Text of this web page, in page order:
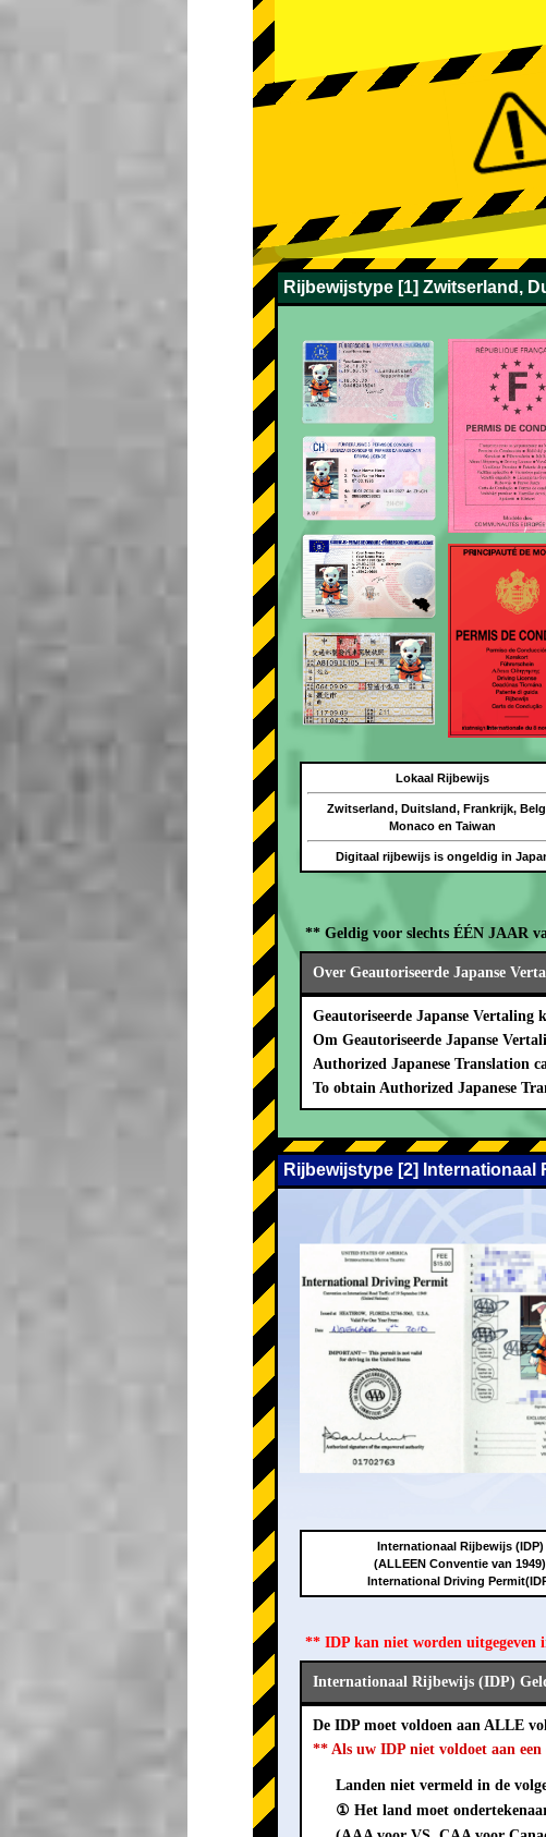
Rijbewijstype [1] Zwitserland,
Lokaal Rijbewijs
Zwitserland, Duitsland, Frankrijk,
Monaco en Taiwan
Digitaal rijbewijs is ongeldig in
** Geldig voor slechts ÉÉN JAAR
Over Geautoriseerde Japanse
Geautoriseerde Japanse
Om Geautoriseerde Japanse
Authorized Japanese Translation
To obtain Authorized Japanese
Rijbewijstype [2] Internationaal
Internationaal Rijbewijs (IDP)
(ALLEEN Conventie van 1949)
International Driving
** IDP kan niet worden
Internationaal Rijbewijs (IDP)
De IDP moet voldoen aan ALLE
** Als uw IDP niet voldoet aan
Landen niet vermeld in de
① Het land moet